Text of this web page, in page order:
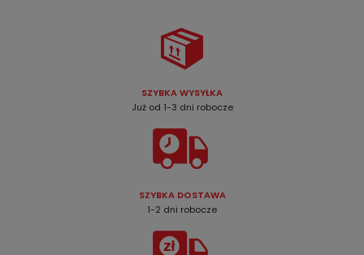
SZYBKA WYSYŁKA
Już od 1-3 dni robocze
SZYBKA DOSTAWA
1-2 dni robocze